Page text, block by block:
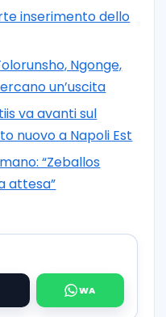
inserimento dello
Ngonge,
un’uscita
va avanti sul
nuovo a Napoli Est
“Zeballos
attesa”